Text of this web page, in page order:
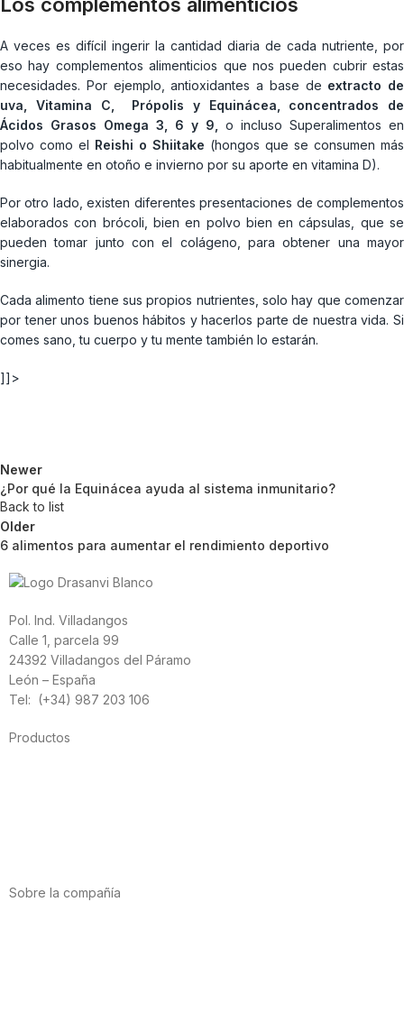
A veces es difícil ingerir la cantidad diaria de cada nutriente, por
eso hay complementos alimenticios que nos pueden cubrir estas
necesidades. Por ejemplo, antioxidantes a base de extracto de
uva, Vitamina C, Própolis y Equinácea, concentrados de
Ácidos Grasos Omega 3, 6 y 9, o incluso Superalimentos en
polvo como el Reishi o Shiitake (hongos que se consumen más
habitualmente en otoño e invierno por su aporte en vitamina D).
Por otro lado, existen diferentes presentaciones de complementos
elaborados con brócoli, bien en polvo bien en cápsulas, que se
pueden tomar junto con el colágeno, para obtener una mayor
sinergia.
Cada alimento tiene sus propios nutrientes, solo hay que comenzar
por tener unos buenos hábitos y hacerlos parte de nuestra vida. Si
comes sano, tu cuerpo y tu mente también lo estarán.
]]>
Newer
¿Por qué la Equinácea ayuda al sistema inmunitario?
Back to list
Older
6 alimentos para aumentar el rendimiento deportivo
Pol. Ind. Villadangos
Calle 1, parcela 99
24392 Villadangos del Páramo
León – España
Tel: (+34) 987 203 106
Productos
Sobre la compañía